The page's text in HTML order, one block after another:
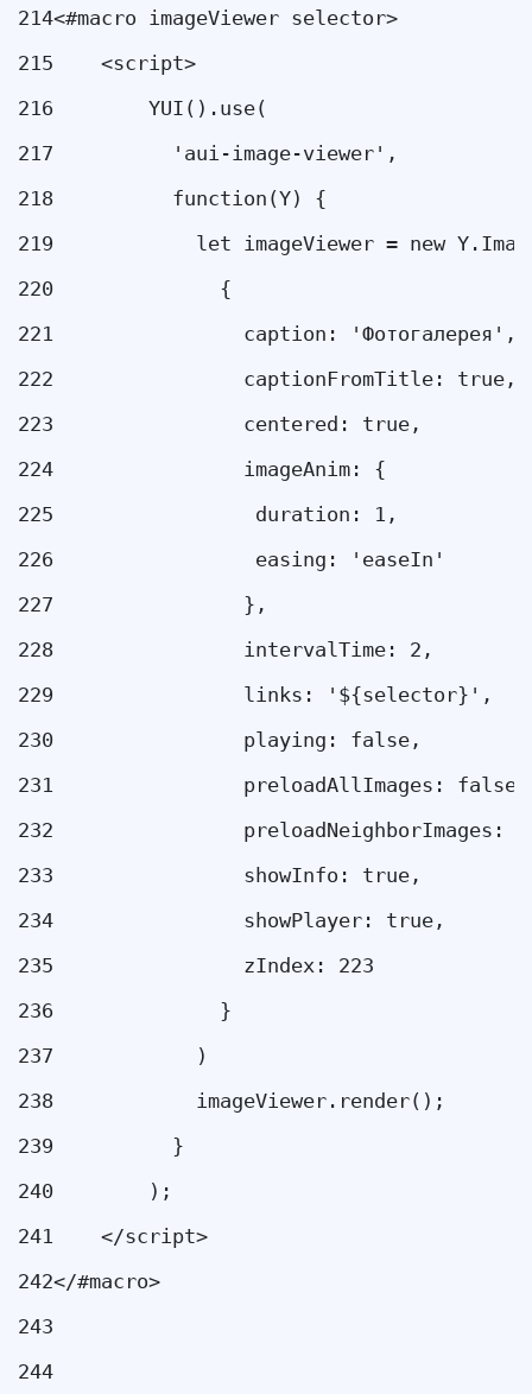
214<#macro imageViewer selector>
215
    <script>
216
        YUI().use(
217
          'aui-image-viewer',
218
          function(Y) {
219
let imageViewer = new
220
              {
221
                caption: 'Фотогалерея',
222
                captionFromTitle: true,
223
                centered: true,
224
                imageAnim: {
225
                 duration: 1,
226
                 easing: 'easeIn'
227
                },
228
                intervalTime: 2,
229
                links: '${selector}',
230
                playing: false,
231
preloadAllImages:
232
preloadNeighborImages:
233
                showInfo: true,
234
                showPlayer: true,
235
                zIndex: 223
236
              }
237
            )
238
            imageViewer.render();
239
          }
240
        );
241
    </script>
242</#macro>
243
244